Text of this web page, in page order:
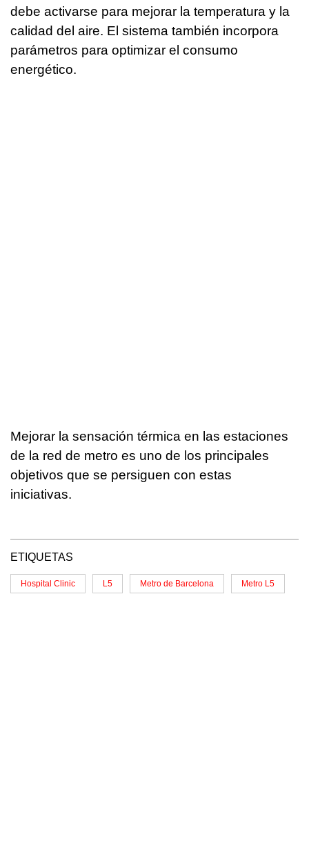
debe activarse para mejorar la temperatura y la
calidad del aire. El sistema también incorpora
parámetros para optimizar el consumo
energético.
Mejorar la sensación térmica en las estaciones
de la red de metro es uno de los principales
objetivos que se persiguen con estas
iniciativas.
ETIQUETAS
Hospital Clinic L5 Metro de Barcelona Metro L5